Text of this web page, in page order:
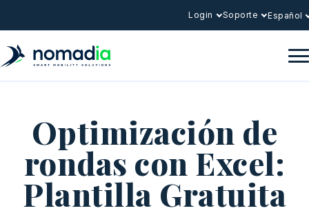
Login Soporte Español
Optimización de
rondas con Excel:
Plantilla Gratuita